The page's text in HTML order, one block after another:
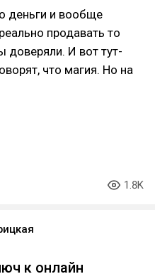
деньги и вообще
продавать то
доверяли. И вот тут-
что магия. Но на
1.8K
к онлайн